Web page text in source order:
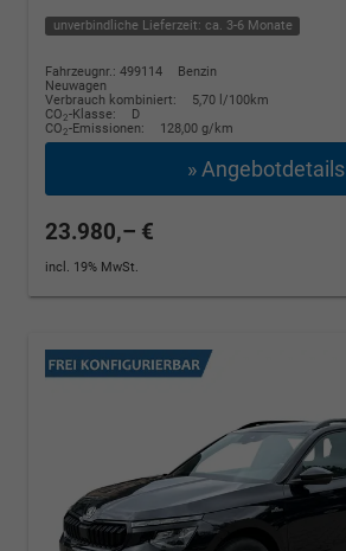
unverbindliche Lieferzeit: ca. 3-6 Monate
Fahrzeugnr.: 499114
Benzin
Neuwagen
Verbrauch kombiniert:
5,70 l/100km
CO2-Klasse:
D
CO2-Emissionen: 128,00 g/km
» Angebotdetails
23.980,– €
incl. 19% MwSt.